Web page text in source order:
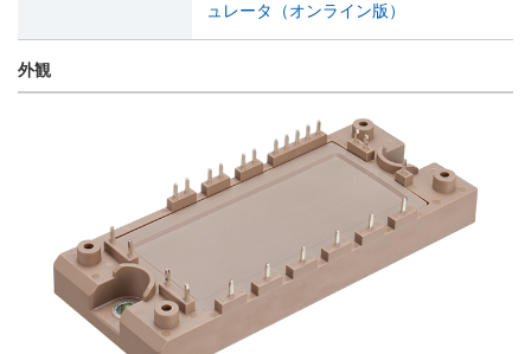
ュレータ（オンライン版）
外観